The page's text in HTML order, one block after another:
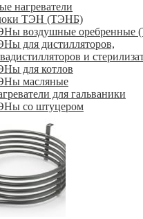
нагреватели
ТЭН (ТЭНБ)
воздушные оребренные
для дистилляторов,
и
для котлов
масляные
для гальваники
со штуцером